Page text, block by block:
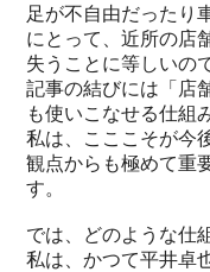
足が不自由だったり
にとって、近所の店
失うことに等しいの
記事の結びには「店
も使いこなせる仕組
私は、こここそが今
観点からも極めて重
す。
では、どのような仕
私は、かつて平井卓